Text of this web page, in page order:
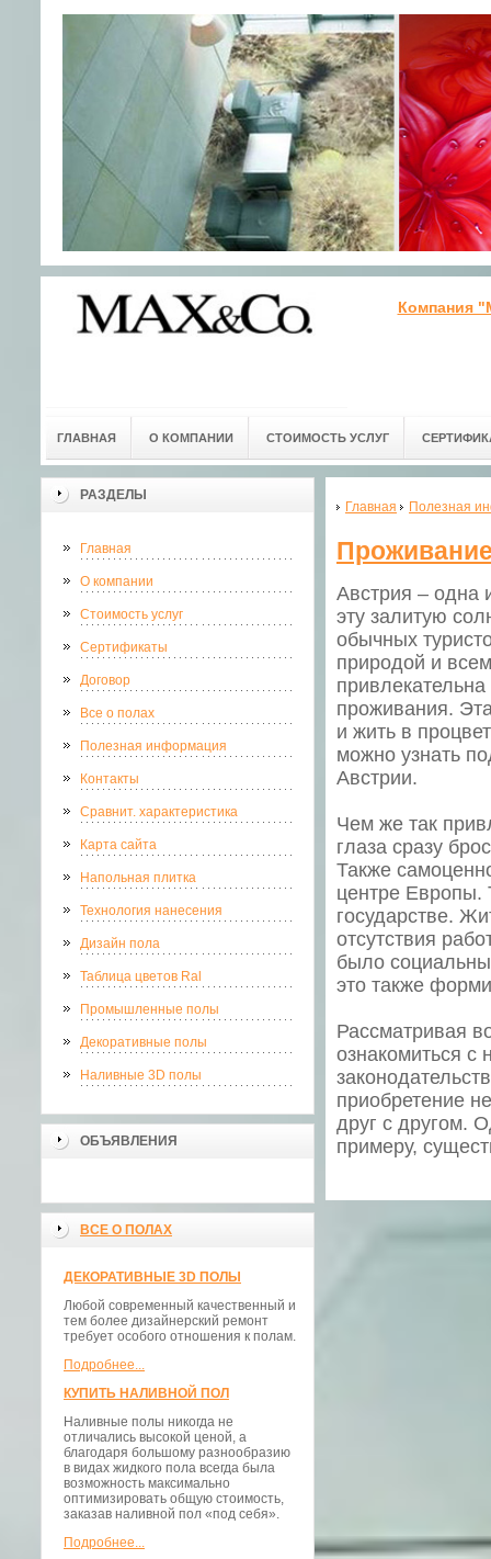
Компания
ГЛАВНАЯ О КОМПАНИИ СТОИМОСТЬ УСЛУГ
РАЗДЕЛЫ
Главная
О компании
Стоимость услуг
Сертификаты
Договор
Все о полах
Полезная информация
Контакты
Сравнит. характеристика
Карта сайта
Напольная плитка
Технология нанесения
Дизайн пола
Таблица цветов Ral
Промышленные полы
Декоративные полы
Наливные 3D полы
ОБЪЯВЛЕНИЯ
ВСЕ О ПОЛАХ
ДЕКОРАТИВНЫЕ 3D ПОЛЫ
Любой современный качественный и
тем более дизайнерский ремонт
требует особого отношения к полам.
Подробнее...
КУПИТЬ НАЛИВНОЙ ПОЛ
Наливные полы никогда не
отличались высокой ценой, а
благодаря большому разнообразию
в видах жидкого пола всегда была
возможность максимально
оптимизировать общую стоимость,
заказав наливной пол «под себя».
Подробнее...
Главная Полезная
Австрия – одна
эту залитую
обычных
природой и
проживания.
и жить в
можно узнать
Австрии.
Чем же так
глаза сразу
Также
центре Европы.
государстве.
отсутствия
было
это также
Рассматривая
ознакомиться с
приобретение
друг с другом.
примеру,